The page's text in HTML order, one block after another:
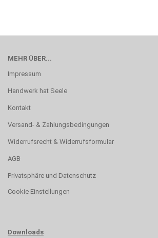
MEHR ÜBER...
Impressum
Handwerk hat Seele
Kontakt
Versand- & Zahlungsbedingungen
Widerrufsrecht & Widerrufsformular
AGB
Privatsphäre und Datenschutz
Cookie Einstellungen
Downloads